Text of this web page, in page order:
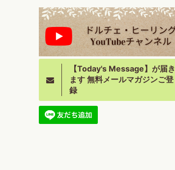
【Today's Message】が届き
ます 無料メールマガジンご登
録